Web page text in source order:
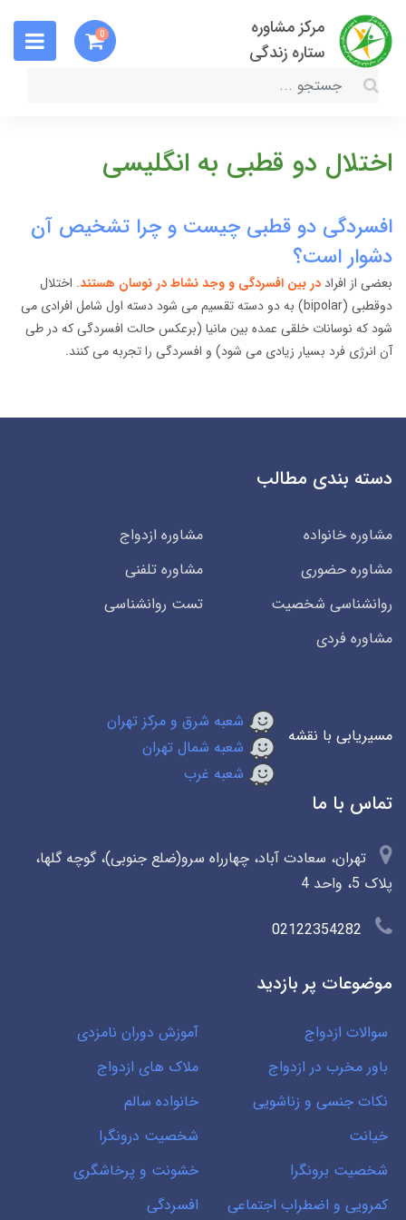
مرکز مشاوره
ستاره زندگی
0
اختلال دو قطبی به انگلیسی
افسردگی دو قطبی چیست و چرا تشخیص آن
دشوار است؟
بعضی از افراد در بین افسردگی و وجد نشاط در نوسان هستند. اختلال
دوقطبی (bipolar) به دو دسته تقسیم می شود دسته اول شامل افرادی می
شود که نوسانات خلقی عمده بین مانیا (برعکس حالت افسردگی که در طی
آن انرژی فرد بسیار زیادی می شود) و افسردگی را تجربه می کنند.
دسته بندی مطالب
مشاوره خانواده
مشاوره ازدواج
مشاوره حضوری
مشاوره تلفنی
روانشناسی شخصیت
تست روانشناسی
مشاوره فردی
مسیریابی با نقشه
شعبه شرق و مرکز تهران
شعبه شمال تهران
شعبه غرب
تماس با ما
تهران، سعادت آباد، چهارراه سرو(ضلع جنوبی)، گوچه گلها،
پلاک 5، واحد 4
02122354282
موضوعات پر بازدید
سوالات ازدواج
آموزش دوران نامزدی
باور مخرب در ازدواج
ملاک های ازدواج
نکات جنسی و زناشویی
خانواده سالم
خیانت
شخصیت درونگرا
شخصیت برونگرا
خشونت و پرخاشگری
کمرویی و اضطراب اجتماعی
افسردگی